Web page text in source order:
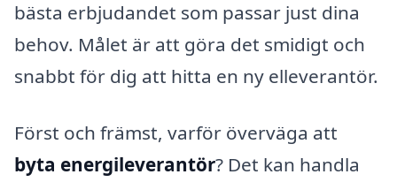
bästa erbjudandet som passar just dina
behov. Målet är att göra det smidigt och
snabbt för dig att hitta en ny elleverantör.
Först och främst, varför överväga att
byta energileverantör? Det kan handla